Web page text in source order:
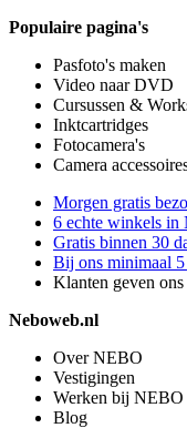
Populaire pagina's
Pasfoto's maken
Video naar DVD
Cursussen &
Inktcartridges
Fotocamera's
Camera
Morgen gratis
6 echte winkels in
Gratis binnen 30
Bij ons minimaal 5
Klanten geven ons
Neboweb.nl
Over NEBO
Vestigingen
Werken bij NEBO
Blog